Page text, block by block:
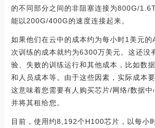
的不同部分之间的非阻塞连接为800G/
能以200G/400G的速度连接起来。
如果他们在云中的成本约为每小时1美元
次训练的成本就约为6300万美元。这还没
验、失败的训练运行和其他成本，比如数
和人员成本等。由于这些因素，实际成本
这意味着您需要有人购买芯片/网络/数据中
并将其租给您。
目前，使用约8,192个H100芯片，以每小